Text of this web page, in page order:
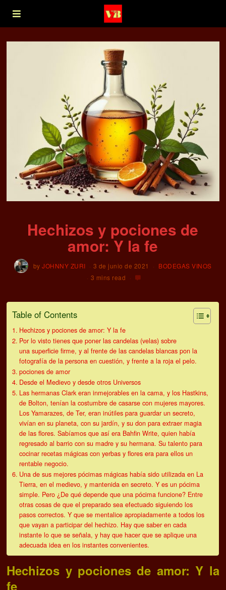
Hechizos y pociones de
amor: Y la fe
byJOHNNY ZURI 3 de junio de 2021
BODEGAS VINOS
3 mins read
Table of Contents
Hechizos y pociones de amor: Y la fe
Por lo visto tienes que poner las candelas (velas) sobre
una superficie firme, y al frente de las candelas blancas pon la
fotografía de la persona en cuestión, y frente a la roja el pelo.
pociones de amor
Desde el Medievo y desde otros Universos
Las hermanas Clark eran inmejorables en la cama, y los Hastkins,
de Bolton, tenían la costumbre de casarse con mujeres mayores.
Los Yamarazes, de Ter, eran inútiles para guardar un secreto,
vivían en su planeta, con su jardín, y su don para extraer magia
de las flores. Sabíamos que así era Bahfin Write, quien había
regresado al barrio con su madre y su hermana. Su talento para
cocinar recetas mágicas con yerbas y flores era para ellos un
rentable negocio.
Una de sus mejores pócimas mágicas había sido utilizada en La
Tierra, en el medievo, y mantenida en secreto. Y es un pócima
simple. Pero ¿De qué depende que una pócima funcione? Entre
otras cosas de que el preparado sea efectuado siguiendo los
pasos correctos. Y que se mentalice apropiadamente a todos los
que vayan a participar del hechizo. Hay que saber en cada
instante lo que se señala, y hay que hacer que se aplique una
adecuada idea en los instantes convenientes.
Hechizos y pociones de amor: Y la
fe